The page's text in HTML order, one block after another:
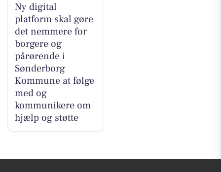
Ny digital
platform skal gøre
det nemmere for
borgere og
pårørende i
Sønderborg
Kommune at følge
med og
kommunikere om
hjælp og støtte